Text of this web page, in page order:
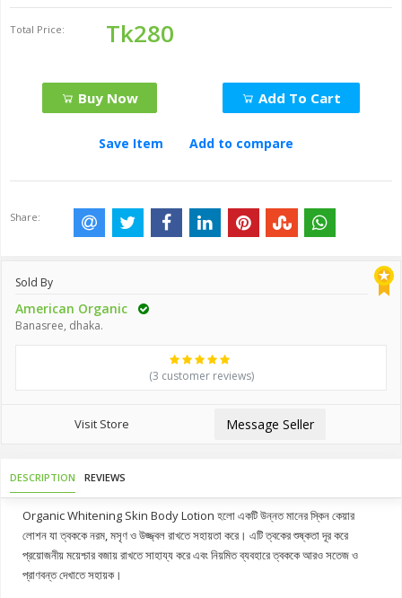
Total Price: Tk280
Buy Now Add To Cart
Save Item Add to compare
Share:
Sold By
American Organic
Banasree, dhaka.
(3 customer reviews)
Visit Store Message Seller
DESCRIPTION REVIEWS
Organic Whitening Skin Body Lotion হলো একটি উন্নত মানের স্কিন কেয়ার
লোশন যা ত্বককে নরম, মসৃণ ও উজ্জ্বল রাখতে সহায়তা করে। এটি ত্বকের শুষ্কতা দূর করে
প্রয়োজনীয় ময়েশ্চার বজায় রাখতে সাহায্য করে এবং নিয়মিত ব্যবহারে ত্বককে আরও সতেজ ও
প্রাণবন্ত দেখাতে সহায়ক।